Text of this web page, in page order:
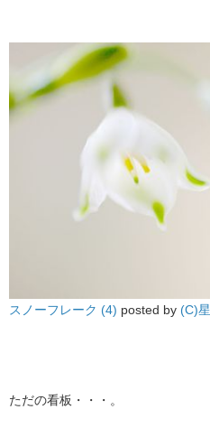
スノーフレーク (4) posted by (C)
ただの看板・・・。